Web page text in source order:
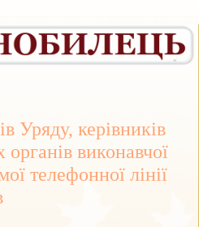
Уряду, керівників
виконавчої
телефонної лінії